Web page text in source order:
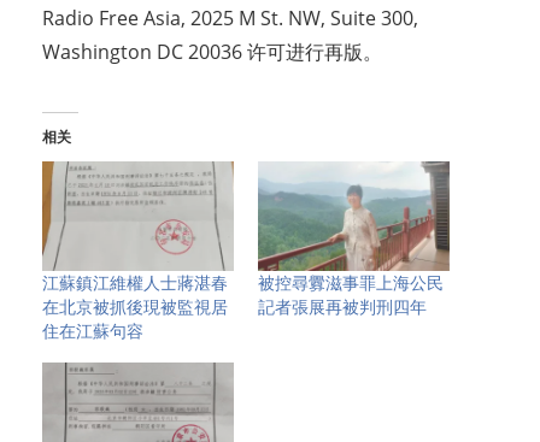
Radio Free Asia, 2025 M St. NW, Suite 300,
Washington DC 20036 许可进行再版。
相关
江蘇鎮江維權人士蔣湛春
在北京被抓後現被監視居
住在江蘇句容
被控尋釁滋事罪上海公民
記者張展再被判刑四年